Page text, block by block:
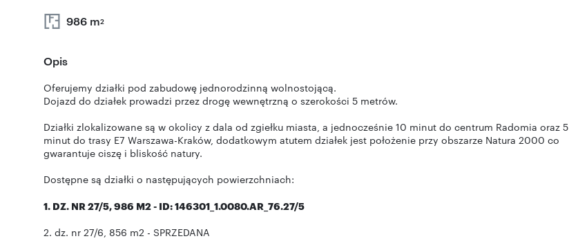
986 m2
Opis
Oferujemy działki pod zabudowę jednorodzinną wolnostojącą.
Dojazd do działek prowadzi przez drogę wewnętrzną o szerokości 5 metrów.
Działki zlokalizowane są w okolicy z dala od zgiełku miasta, a jednocześnie 10 minut do centrum Radomia oraz 5
minut do trasy E7 Warszawa-Kraków, dodatkowym atutem działek jest położenie przy obszarze Natura 2000 co
gwarantuje ciszę i bliskość natury.
Dostępne są działki o następujących powierzchniach:
1. DZ. NR 27/5, 986 M2 - ID: 146301_1.0080.AR_76.27/5
2. dz. nr 27/6, 856 m2 - SPRZEDANA